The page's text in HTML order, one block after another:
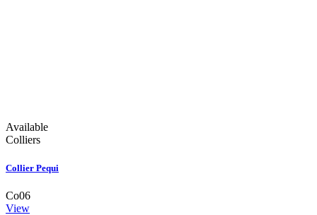
Available
Colliers
Collier Pequi
Co06
View